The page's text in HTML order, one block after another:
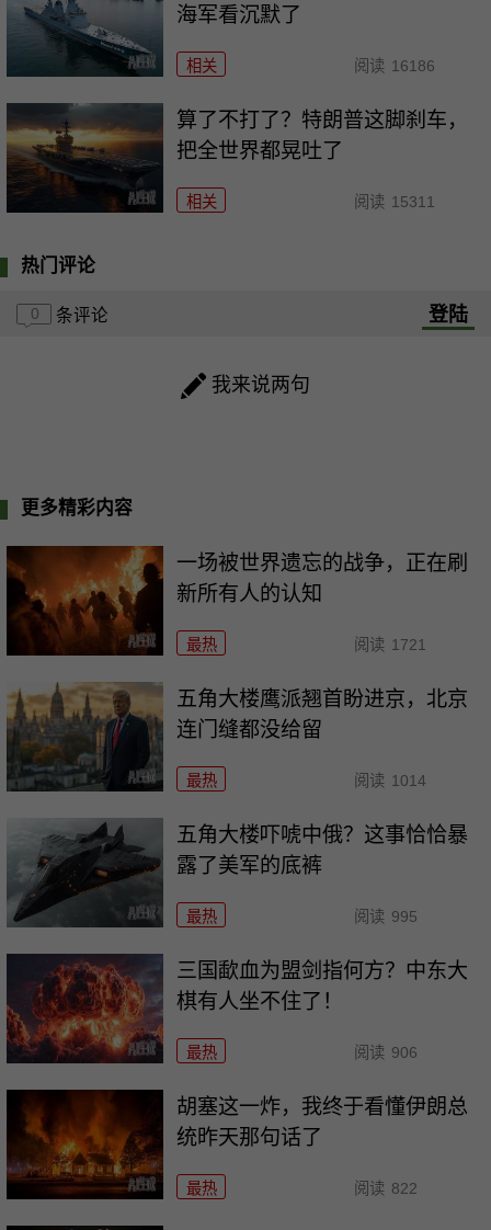
海军看沉默了
相关 阅读 16186
算了不打了？特朗普这脚刹车，
把全世界都晃吐了
相关 阅读 15311
热门评论
0 条评论 登陆
我来说两句
更多精彩内容
一场被世界遗忘的战争，正在刷
新所有人的认知
最热 阅读 1721
五角大楼鹰派翘首盼进京，北京
连门缝都没给留
最热 阅读 1014
五角大楼吓唬中俄？这事恰恰暴
露了美军的底裤
最热 阅读 995
三国歃血为盟剑指何方？中东大
棋有人坐不住了！
最热 阅读 906
胡塞这一炸，我终于看懂伊朗总
统昨天那句话了
最热 阅读 822